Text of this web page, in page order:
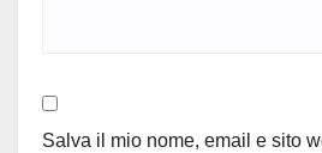
Salva il mio nome, email e sito